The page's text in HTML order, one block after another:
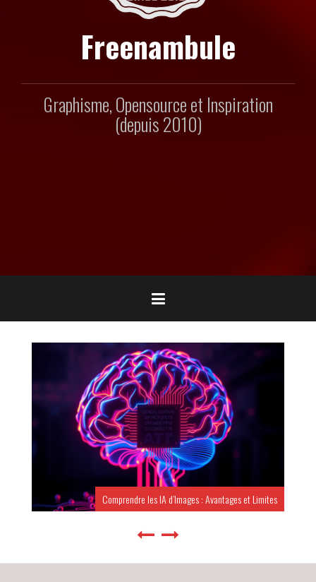
Freenambule
Graphisme, Opensource et Inspiration
(depuis 2010)
Comprendre les IA d’Images : Avantages et Limites